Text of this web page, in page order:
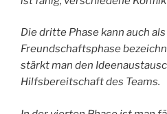
Die dritte Phase kann auch
Freundschaftsphase
stärkt man den
Hilfsbereitschaft des Teams.